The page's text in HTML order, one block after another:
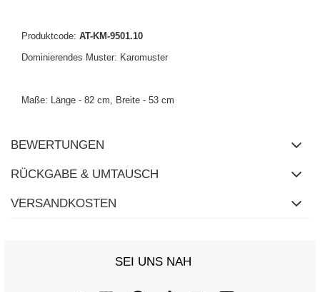
Produktcode: AT-KM-9501.10
Dominierendes Muster: Karomuster
Maße: Länge - 82 cm, Breite - 53 cm
BEWERTUNGEN
RÜCKGABE & UMTAUSCH
VERSANDKOSTEN
SEI UNS NAH